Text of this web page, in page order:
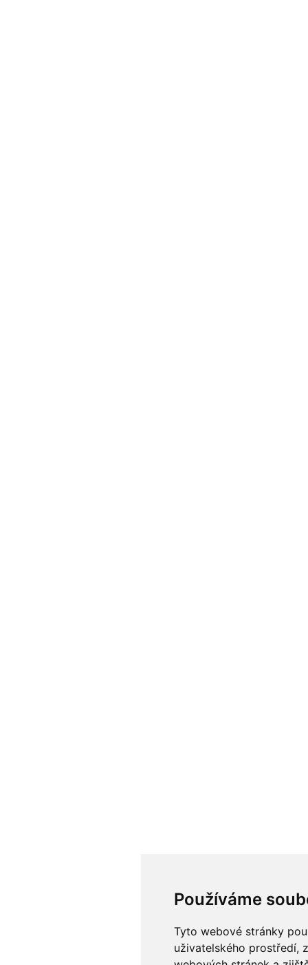
Používáme
Tyto webové stránky
uživatelského prostředí,